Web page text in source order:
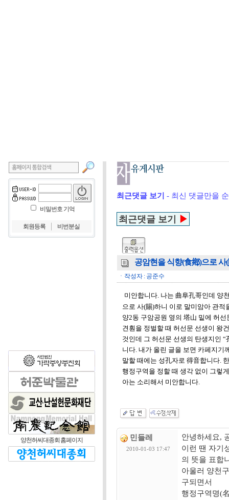
비밀번호 기억
회원등록 비번분실
양천허씨대종회 홈페이지
최근댓글 보기 - 최신 댓글만을
최근댓글 보기 ▶
공암현을 식향(食鄕)으로
ㆍ작성자 : 공준수
미안합니다. 나는 曲阜孔哥인데 양
으로 사(賜)하니 이로 말미암아 관
양2동 구암공원 옆의 塔山 밑에 허
견훤을 정벌할 때 허선문 선생이 왕
것인데 그 허선문 선생의 탄생지인
니다. 내가 올린 글을 보면 카페지기
말할 때에는 성孔자로 得音합니다.
행정구역을 정할 때 생각 없이 그렇
아는 소리해서 미안합니다.
민들레
2010-01-03 17:47
안녕하세요,
이런 땐 자기
의 뜻을 표합
아울러 양천
구되면서
행정구역명(